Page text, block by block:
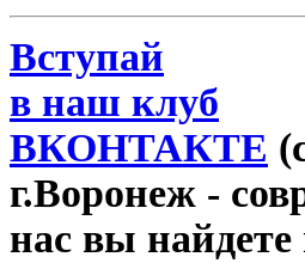
Вступай
в наш клуб
ВКОНТАКТЕ
г.Воронеж -
нас вы найдете